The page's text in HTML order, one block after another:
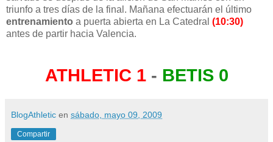
triunfo a tres días de la final. Mañana efectuarán el último
entrenamiento a puerta abierta en La Catedral (10:30)
antes de partir hacia Valencia.
ATHLETIC 1- BETIS 0
BlogAthletic en sábado, mayo 09, 2009
Compartir